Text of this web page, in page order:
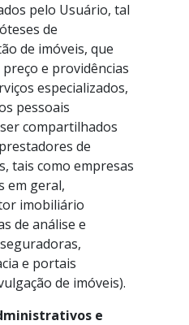
pelo Usuário, tal
de
de imóveis, que
e providências
especializados,
pessoais
compartilhados
de
tais como empresas
em geral,
imobiliário
de análise e
e portais
de imóveis).
e